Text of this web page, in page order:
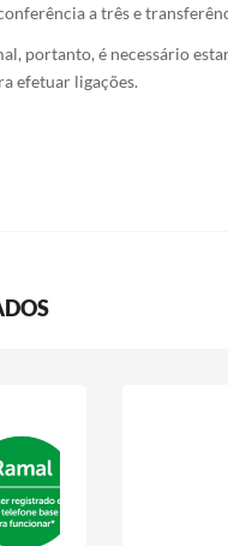
a três e
portanto, é necessário
efetuar ligações.